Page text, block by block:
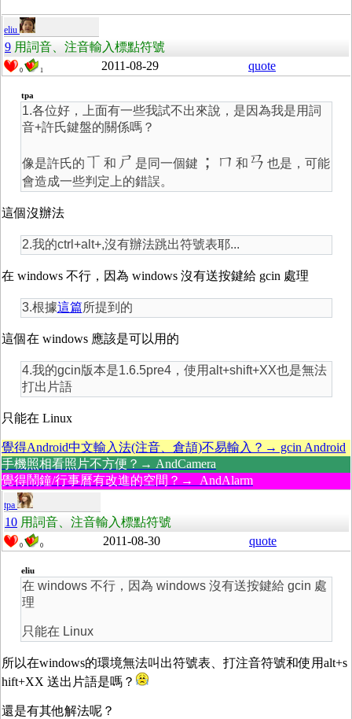
eliu
9 用詞音、注音輸入標點符號
0 1 2011-08-29 quote
tpa
1.各位好，上面有一些我試不出來說，是因為我是用詞
音+許氏鍵盤的關係嗎？
像是許氏的 ㄒ 和 ㄕ 是同一個鍵 ；ㄇ 和 ㄢ 也是，可能
會造成一些判定上的錯誤。
這個沒辦法
2.我的ctrl+alt+,沒有辦法跳出符號表耶...
在 windows 不行，因為 windows 沒有送按鍵給 gcin 處理
3.根據這篇所提到的
這個在 windows 應該是可以用的
4.我的gcin版本是1.6.5pre4，使用alt+shift+XX也是無法
打出片語
只能在 Linux
覺得Android中文輸入法(注音、倉頡)不易輸入？→ gcin Android
手機照相看照片不方便？→ AndCamera
覺得鬧鐘/行事曆有改進的空間？→ AndAlarm
tpa
10 用詞音、注音輸入標點符號
0 0 2011-08-30 quote
eliu
在 windows 不行，因為 windows 沒有送按鍵給 gcin 處
理
只能在 Linux
所以在windows的環境無法叫出符號表、打注音符號和使用alt+s
hift+XX 送出片語是嗎？
還是有其他解法呢？